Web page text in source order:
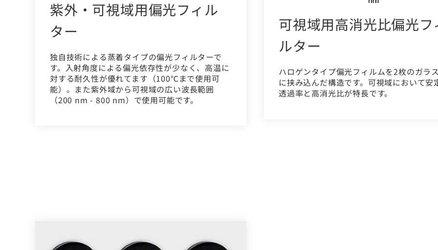
紫外・可視域用偏光フィル
ター
独自技術による蒸着タイプの偏光フィルターで
す。入射角度による偏光依存性が少なく、高温に
対する耐久性が優れてます（100℃まで使用可
能）。また紫外域から可視域の広い波長範囲
（200 nm - 800 nm）で使用可能です。
可視域用高消光比偏光フ
ルター
ハロゲンタイプ偏光フィルムを2枚のガラ
に挟み込んだ構造です。可視域において安
透過率と高消光比が特長です。